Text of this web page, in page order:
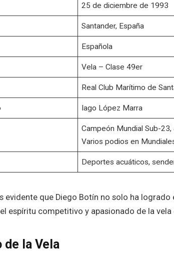
25 de diciembre de 1993
Santander, España
Española
Vela – Clase 49er
Real Club Marítimo de
Iago López Marra
Campeón Mundial Sub-
Varios podios en
Deportes acuáticos,
evidente que Diego Botín no solo ha
espíritu competitivo y apasionado de la vela
de la Vela